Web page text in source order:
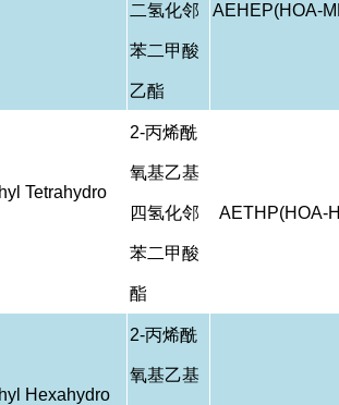
二氢化邻
苯二甲酸
乙酯
AEHEP(HOA-
Tetrahydro
2-丙烯酰
氧基乙基
四氢化邻
苯二甲酸
酯
AETHP(HOA-
Hexahydro
2-丙烯酰
氧基乙基